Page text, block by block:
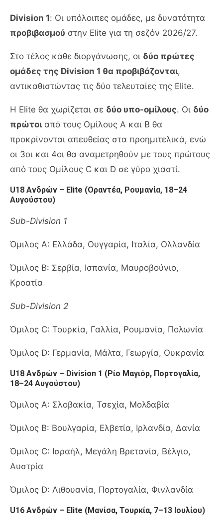
Division 1: Οι υπόλοιπες ομάδες, με δυνατότητα
προβιβασμού στην Elite για τη σεζόν 2026/27.
Στο τέλος κάθε διοργάνωσης, οι δύο πρώτες
ομάδες της Division 1 θα προβιβάζονται,
αντικαθιστώντας τις δύο τελευταίες της Elite.
Η Elite θα χωρίζεται σε δύο υπο-ομίλους. Οι δύο
πρώτοιαπό τους Ομίλους A και B θα
προκρίνονται απευθείας στα προημιτελικά, ενώ
οι 3οι και 4οι θα αναμετρηθούν με τους πρώτους
από τους Ομίλους C και D σε γύρο χιαστί.
U18 Ανδρών – Elite (Οραντέα, Ρουμανία, 18–24
Αυγούστου)
Sub-Division 1
Όμιλος A: Ελλάδα, Ουγγαρία, Ιταλία, Ολλανδία
Όμιλος B: Σερβία, Ισπανία, Μαυροβούνιο,
Κροατία
Sub-Division 2
Όμιλος C: Τουρκία, Γαλλία, Ρουμανία, Πολωνία
Όμιλος D: Γερμανία, Μάλτα, Γεωργία, Ουκρανία
U18 Ανδρών – Division 1 (Ρίο Μαγιόρ, Πορτογαλία,
18–24 Αυγούστου)
Όμιλος A: Σλοβακία, Τσεχία, Μολδαβία
Όμιλος B: Βουλγαρία, Ελβετία, Ιρλανδία, Δανία
Όμιλος C: Ισραήλ, Μεγάλη Βρετανία, Βέλγιο,
Αυστρία
Όμιλος D: Λιθουανία, Πορτογαλία, Φινλανδία
U16 Ανδρών – Elite (Μανίσα, Τουρκία, 7–13 Ιουλίου)